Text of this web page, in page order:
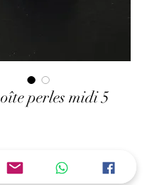
perles midi 5